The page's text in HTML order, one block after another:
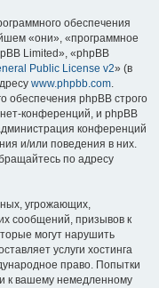
обеспечения
«они», «программное
Limited», «phpBB
Public License v2» (в
www.phpbb.com.
обеспечения phpBB строго
конференций, и phpBB
конференций
и/или поведения в них.
по адресу
угрожающих,
сообщений, призывов к
могут нарушить
услуги хостинга
право. Попытки
к вашему немедленному